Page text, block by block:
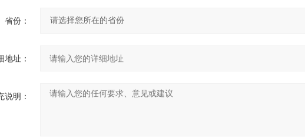
省份：
地址：
说明：